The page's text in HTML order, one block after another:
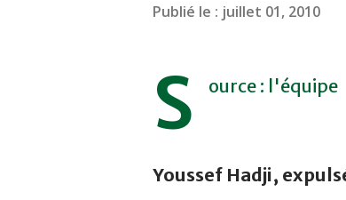
Publié le : juillet 01, 2010
S ource : l'équipe
Youssef Hadji,